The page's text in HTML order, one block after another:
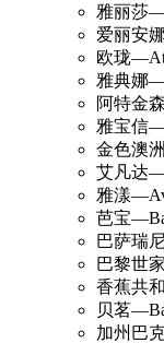
雅丽莎
爱丽安
欧珑
雅典娜
阿特金
雅宝信
金色澳
艾凡达
雅漾
芭宝
巴萨瑞
巴黎世
香蕉共
贝茗
加州巴